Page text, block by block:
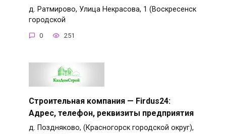
д. Ратмирово, Улица Некрасова, 1 (Воскресенск
городской
0 251
Строительная компания — Firdus24:
Адрес, телефон, реквизиты предприятия
д. Поздняково, (Красногорск городской округ),